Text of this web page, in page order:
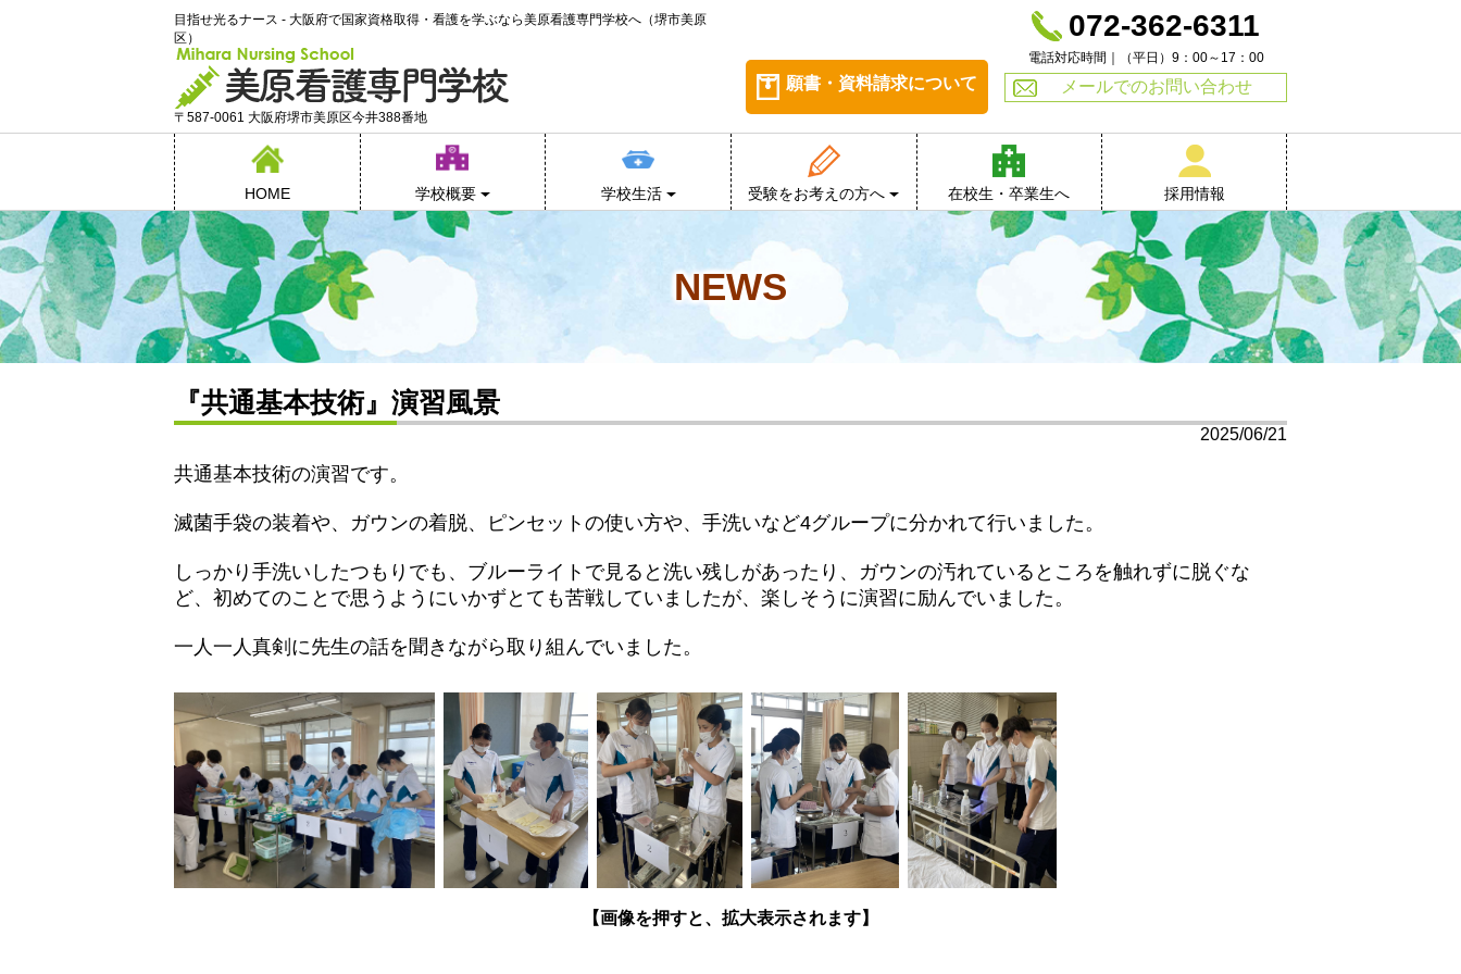
目指せ光るナース - 大阪府で国家資格取得・看護を学ぶなら美原看護専門学校へ（堺市美原
区）
〒587-0061 大阪府堺市美原区今井388番地
072-362-6311
電話対応時間｜（平日）9：00～17：00
メールでのお問い合わせ
願書・資料請求について
HOME 学校概要 学校生活 受験をお考えの方へ 在校生・卒業生へ 採用情報
NEWS
『共通基本技術』演習風景
2025/06/21
共通基本技術の演習です。
滅菌手袋の装着や、ガウンの着脱、ピンセットの使い方や、手洗いなど4グループに分かれて行いました。
しっかり手洗いしたつもりでも、ブルーライトで見ると洗い残しがあったり、ガウンの汚れているところを触れずに脱ぐな
ど、初めてのことで思うようにいかずとても苦戦していましたが、楽しそうに演習に励んでいました。
一人一人真剣に先生の話を聞きながら取り組んでいました。
【画像を押すと、拡大表示されます】